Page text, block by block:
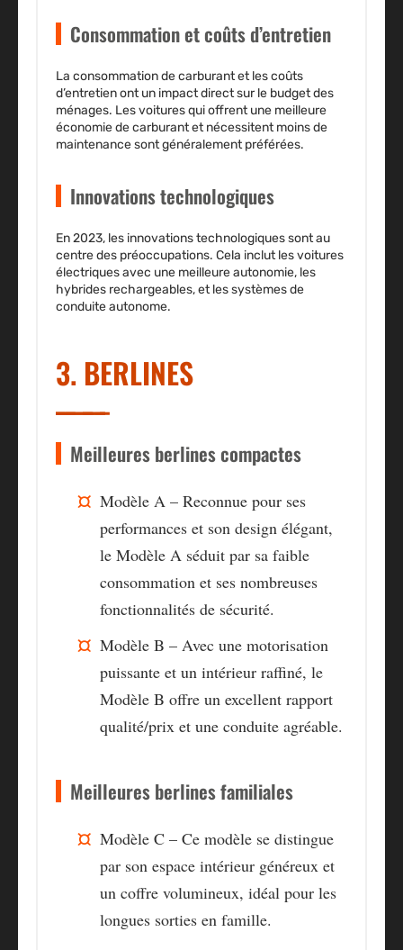
Consommation et coûts d’entretien
La consommation de carburant et les coûts
d’entretien ont un impact direct sur le budget des
ménages. Les voitures qui offrent une meilleure
économie de carburant et nécessitent moins de
maintenance sont généralement préférées.
Innovations technologiques
En 2023, les innovations technologiques sont au
centre des préoccupations. Cela inclut les voitures
électriques avec une meilleure autonomie, les
hybrides rechargeables, et les systèmes de
conduite autonome.
3. BERLINES
Meilleures berlines compactes
Modèle A – Reconnue pour ses
performances et son design élégant,
le Modèle A séduit par sa faible
consommation et ses nombreuses
fonctionnalités de sécurité.
Modèle B – Avec une motorisation
puissante et un intérieur raffiné, le
Modèle B offre un excellent rapport
qualité/prix et une conduite agréable.
Meilleures berlines familiales
Modèle C – Ce modèle se distingue
par son espace intérieur généreux et
un coffre volumineux, idéal pour les
longues sorties en famille.